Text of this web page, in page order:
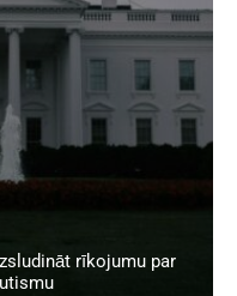
rīkojumu par